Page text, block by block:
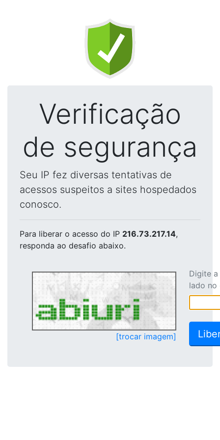
Verificação
de segurança
Seu IP fez diversas tentativas de
acessos suspeitos a sites hospedados
conosco.
Para liberar o acesso do IP 216.73.217.14,
responda ao desafio abaixo.
[trocar imagem]
Digite
lado no